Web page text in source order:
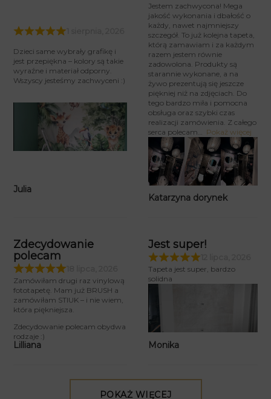
Dzieci same wybrały grafikę i
jest przepiękna – kolory są takie
wyraźne i materiał odporny.
Wszyscy jesteśmy zachwyceni :)
Julia
Jestem zachwycona! Mega
jakość wykonania i dbałość o
każdy, nawet najmniejszy
szczegół. To już kolejna tapeta,
którą zamawiam i za każdym
razem jestem równie
zadowolona. Produkty są
starannie wykonane, a na
żywo prezentują się jeszcze
piękniej niż na zdjęciach. Do
tego bardzo miła i pomocna
obsługa oraz szybki czas
realizacji zamówienia. Z całego
serca polecam
Pokaż więcej
Katarzyna dorynek
Zdecydowanie
polecam
18 lipca, 2026
Zamówiłam drugi raz vinylową
fototapetę. Mam już BRUSH a
zamówiłam STIUK – i nie wiem,
która piękniejsza.
Zdecydowanie polecam obydwa
rodzaje :)
Lilliana
Jest super!
Tapeta jest super, bardzo
solidna
Monika
POKAŻ WIĘCEJ